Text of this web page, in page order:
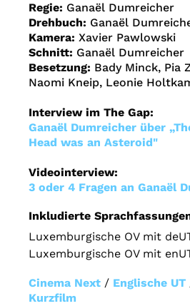
Regie: Ganaël Dumreicher
Drehbuch: Ganaël
Kamera: Xavier Pawlowski
Schnitt: Ganaël Dumreicher
Besetzung: Bady Minck, Pia
Naomi Kneip, Leonie
Interview im The Gap:
Ganaël Dumreicher über
Head was an Asteroid"
Videointerview:
3 oder 4 Fragen an Ganaël
Inkludierte
Luxemburgische OV mit
Luxemburgische OV mit
Cinema Next / Englische UT
Kurzfilm